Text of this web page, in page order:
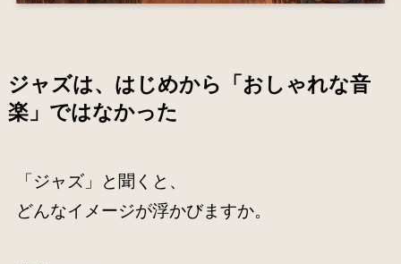
ジャズは、はじめから「おしゃれな音
楽」ではなかった
「ジャズ」と聞くと、
どんなイメージが浮かびますか。